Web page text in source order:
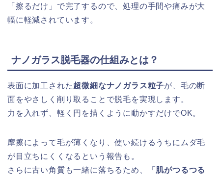
「擦るだけ」で完了するので、処理の手間や痛みが大
幅に軽減されています。
ナノガラス脱毛器の仕組みとは？
表面に加工された超微細なナノガラス粒子が、毛の断
面をやさしく削り取ることで脱毛を実現します。
力を入れず、軽く円を描くように動かすだけでOK。
摩擦によって毛が薄くなり、使い続けるうちにムダ毛
が目立ちにくくなるという報告も。
さらに古い角質も一緒に落ちるため、
「肌がつるつる